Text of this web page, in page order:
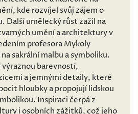
kde rozvíjel svůj zájem o
Další umělecký růst zažil na
umění a architektury v
profesora Mykoly
sakrální malbu a symboliku.
výraznou barevností,
a jemnými detaily, které
hloubky a propojují lidskou
Inspiraci čerpá z
i osobních zážitků, což jeho